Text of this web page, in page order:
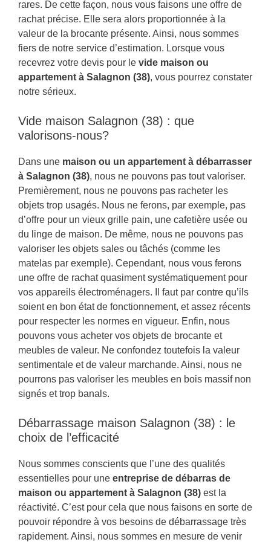
rares. De cette façon, nous vous faisons une offre de
rachat précise. Elle sera alors proportionnée à la
valeur de la brocante présente. Ainsi, nous sommes
fiers de notre service d’estimation. Lorsque vous
recevrez votre devis pour le vide maison ou
appartement à Salagnon (38), vous pourrez constater
notre sérieux.
Vide maison Salagnon (38) : que
valorisons-nous?
Dans une maison ou un appartement à débarrasser
à Salagnon (38), nous ne pouvons pas tout valoriser.
Premièrement, nous ne pouvons pas racheter les
objets trop usagés. Nous ne ferons, par exemple, pas
d’offre pour un vieux grille pain, une cafetière usée ou
du linge de maison. De même, nous ne pouvons pas
valoriser les objets sales ou tâchés (comme les
matelas par exemple). Cependant, nous vous ferons
une offre de rachat quasiment systématiquement pour
vos appareils électroménagers. Il faut par contre qu’ils
soient en bon état de fonctionnement, et assez récents
pour respecter les normes en vigueur. Enfin, nous
pouvons vous acheter vos objets de brocante et
meubles de valeur. Ne confondez toutefois la valeur
sentimentale et de valeur marchande. Ainsi, nous ne
pourrons pas valoriser les meubles en bois massif non
signés et trop banals.
Débarrassage maison Salagnon (38) : le
choix de l’efficacité
Nous sommes conscients que l’une des qualités
essentielles pour une entreprise de débarras de
maison ou appartement à Salagnon (38) est la
réactivité. C’est pour cela que nous faisons en sorte de
pouvoir répondre à vos besoins de débarrassage très
rapidement. Ainsi, nous sommes en mesure de venir